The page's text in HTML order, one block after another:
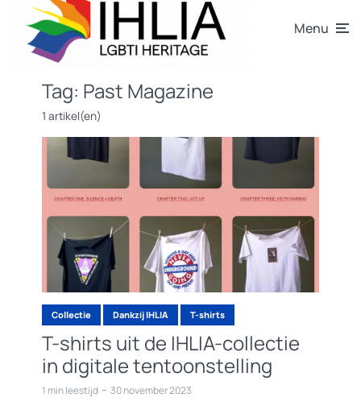
Menu
Tag: Past Magazine
1 artikel(en)
Collectie Dankzij IHLIA T-shirts
T-shirts uit de IHLIA-collectie
in digitale tentoonstelling
1 min leestijd 30 november 2023